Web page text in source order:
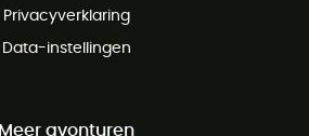
Privacyverklaring
Data-instellingen
Meer avonturen